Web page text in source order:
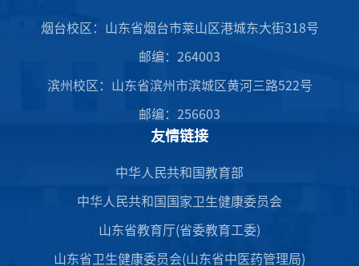
烟台校区：山东省烟台市莱山区港城东大街318号
邮编：264003
滨州校区：山东省滨州市滨城区黄河三路522号
邮编：256603
友情链接
中华人民共和国教育部
中华人民共和国国家卫生健康委员会
山东省教育厅(省委教育工委)
山东省卫生健康委员会(山东省中医药管理局)